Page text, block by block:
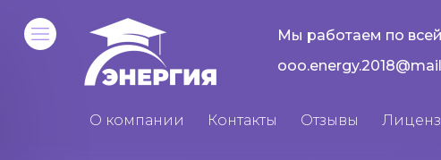
Мы работаем по
О компании Контакты Отзывы